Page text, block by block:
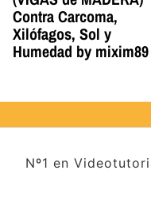
Contra Carcoma,
Xilófagos, Sol y
Humedad by mixim89
Nº1 en